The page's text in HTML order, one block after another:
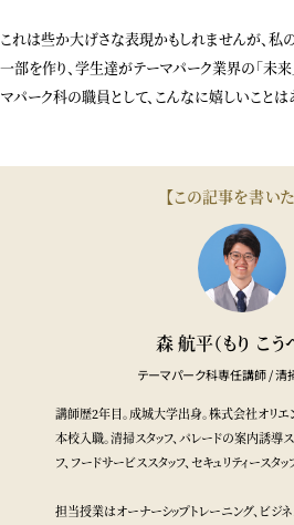
これは些か大げさな表現かもしれませんが、私
一部を作り、学生達がテーマパーク業界の「未来
マパーク科の職員として、こんなに嬉しいことは
【この記事を書いた
森 航平（もり こう
テーマパーク科専任講師 / 清
講師歴2年目。成城大学出身。株式会社オリエ
本校入職。清掃スタッフ、パレードの案内誘導ス
フ、フードサービススタッフ、セキュリティースタッ
担当授業はオーナーシップトレーニング、ビジ